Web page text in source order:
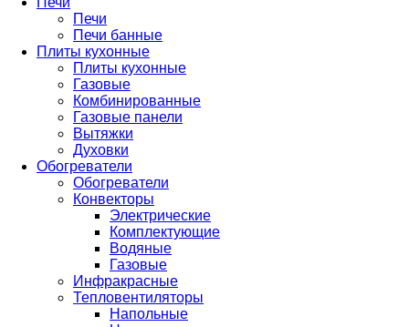
Печи
Печи банные
Плиты кухонные
Плиты кухонные
Газовые
Комбинированные
Газовые панели
Вытяжки
Духовки
Обогреватели
Обогреватели
Конвекторы
Электрические
Комплектующие
Водяные
Газовые
Инфракрасные
Тепловентиляторы
Напольные